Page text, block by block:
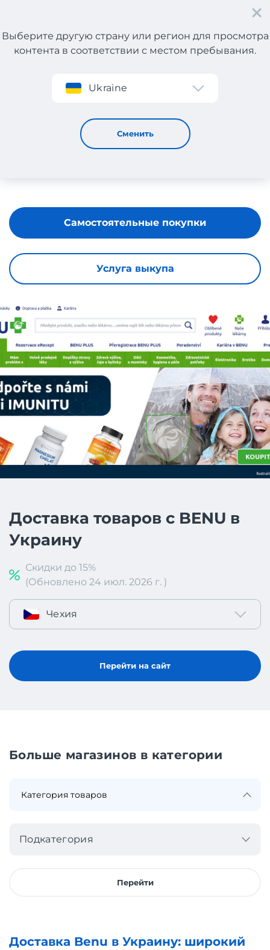
Регистрация
Выберите другую страну или регион для просмотра
контента в соответствии с местом пребывания.
Ukraine
Сменить
BENU
Услуга выкупа
Самостоятельные покупки
Доставка товаров с BENU в
Украину
Скидки до 15%
(Обновлено 24 июл. 2026 г. )
Чехия
Перейти на сайт
Больше магазинов в категории
Подкатегория
Перейти
Доставка Benu в Украину: широкий